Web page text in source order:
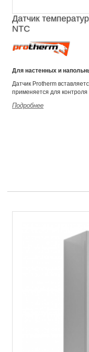
Датчик
NTC
Для настенных и
Датчик Protherm
применяется для
Подробнее